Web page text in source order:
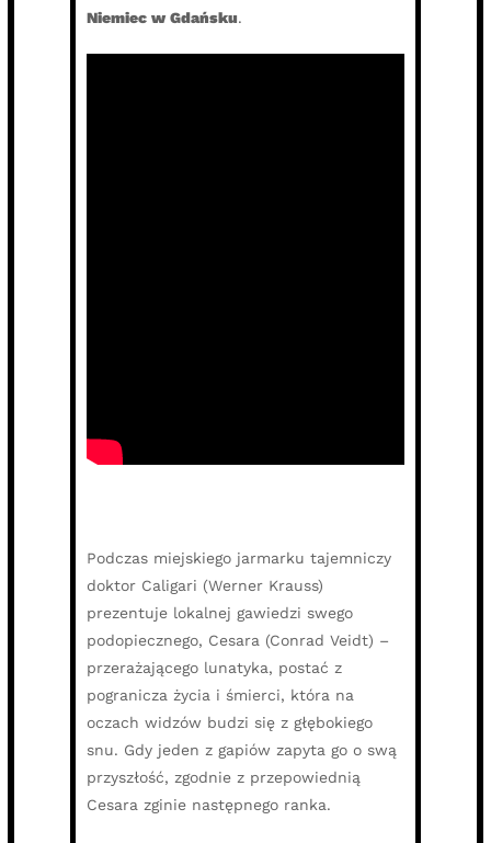
Niemiec w Gdańsku.
Podczas miejskiego jarmarku tajemniczy
doktor Caligari (Werner Krauss)
prezentuje lokalnej gawiedzi swego
podopiecznego, Cesara (Conrad Veidt) –
przerażającego lunatyka, postać z
pogranicza życia i śmierci, która na
oczach widzów budzi się z głębokiego
snu. Gdy jeden z gapiów zapyta go o swą
przyszłość, zgodnie z przepowiednią
Cesara zginie następnego ranka.